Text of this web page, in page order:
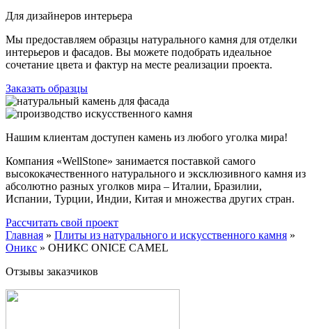
Для дизайнеров интерьера
Мы предоставляем образцы натурального камня для отделки
интерьеров и фасадов. Вы можете подобрать идеальное
сочетание цвета и фактур на месте реализации проекта.
Заказать образцы
Нашим клиентам доступен камень из любого уголка мира!
Компания «WellStone» занимается поставкой самого
высококачественного натурального и эксклюзивного камня из
абсолютно разных уголков мира – Италии, Бразилии,
Испании, Турции, Индии, Китая и множества других стран.
Рассчитать свой проект
Главная » Плиты из натурального и искусственного камня »
Оникс » ОНИКС ONICE CAMEL
Отзывы заказчиков